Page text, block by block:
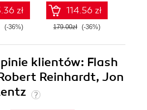
zł
(-36%)
114.56 zł
179.00zł (-36%)
klientów: Flash
Reinhardt, Jon